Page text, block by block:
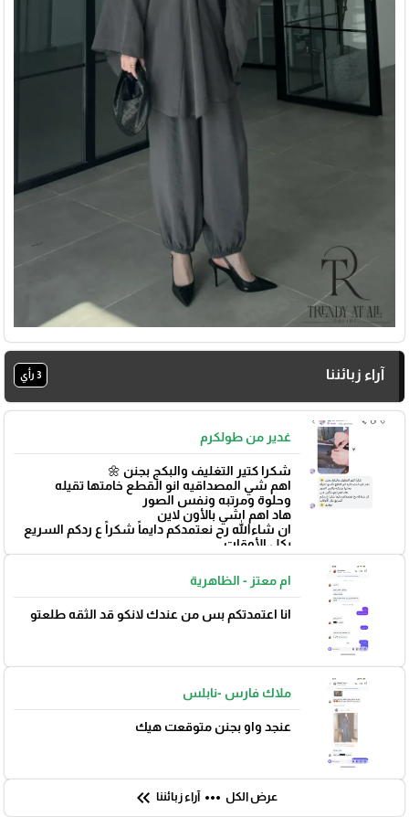
آراء زبائننا 3 رأي
غدير من طولكرم
شكرا كتير التغليف والبكج بجنن 🌼
اهم شي المصداقيه انو القطع خامتها تقيله
وحلوة ومرتبه ونفس الصور
هاد اهم اشي بالأون لاين
ان شاءالله رح نعتمدكم دايماً شكراً ع ردكم السريع
بكل الأوقات
بتوفيق 🌼
ام معتز - الظاهرية
انا اعتمدتكم بس من عندك لانكو قد الثقه طلعتو
ملاك فارس -نابلس
عنجد واو بجنن متوقعت هيك
عرض الكل more_horiz آراء زبائننا keyboard_double_arrow_left